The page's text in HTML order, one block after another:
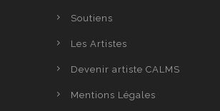
Soutiens
Les Artistes
Devenir artiste CALMS
Mentions Légales